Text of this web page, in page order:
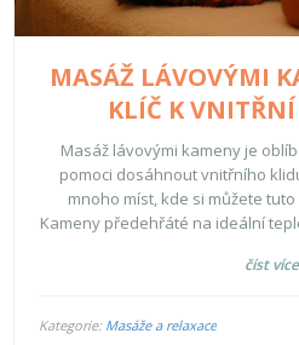
MASÁŽ LÁVOVÝMI
KLÍČ K
Masáž lávovými kameny je
pomoci dosáhnout vnitřního
mnoho míst, kde si můžete
Kameny předehřáté na ideální
způsob, jak se vyrovnat s
číst více
Kategorie: Masáže a relaxace